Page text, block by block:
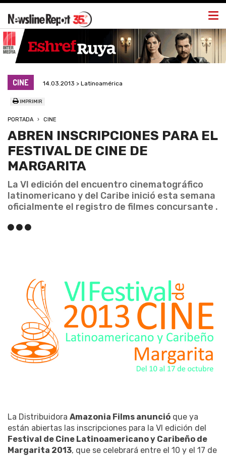
CINE 14.03.2013 > Latinoamérica
IMPRIMIR
PORTADA CINE
ABREN INSCRIPCIONES PARA EL
FESTIVAL DE CINE DE
MARGARITA
La VI edición del encuentro cinematográfico
latinomericano y del Caribe inició esta semana
oficialmente el registro de filmes concursante .
La Distribuidora Amazonia Films anunció que ya
están abiertas las inscripciones para la VI edición del
Festival de Cine Latinoamericano y Caribeño de
Margarita 2013, que se celebrará entre el 10 y el 17 de